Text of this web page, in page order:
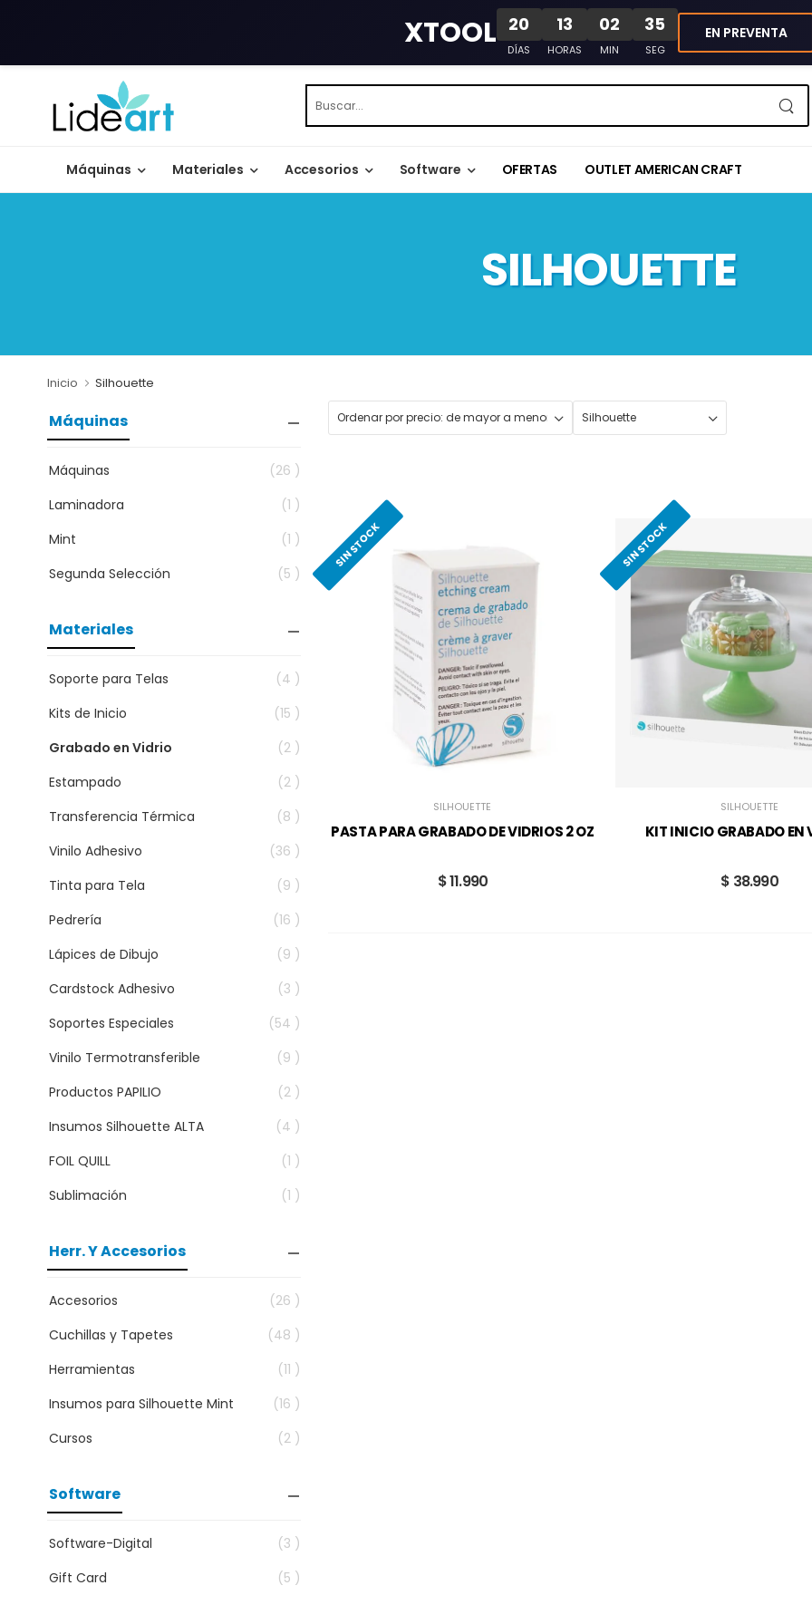
XTOOL 20
DÍAS
13
HORAS
02
MIN
35
SEG
EN PREVENTA
Máquinas Materiales Accesorios Software OFERTAS OUTLET AMERICAN CRAFT
SILHOUETTE
Inicio Silhouette
Máquinas
Máquinas
(26 )
Laminadora
(1 )
Mint
(1 )
Segunda Selección
(5 )
Materiales
Soporte para Telas
(4 )
Kits de Inicio
(15 )
Grabado en Vidrio
(2 )
Estampado
(2 )
Transferencia Térmica
(8 )
Vinilo Adhesivo
(36 )
Tinta para Tela
(9 )
Pedrería
(16 )
Lápices de Dibujo
(9 )
Cardstock Adhesivo
(3 )
Soportes Especiales
(54 )
Vinilo Termotransferible
(9 )
Productos PAPILIO
(2 )
Insumos Silhouette ALTA
(4 )
FOIL QUILL
(1 )
Sublimación
(1 )
Herr. Y Accesorios
Accesorios
(26 )
Cuchillas y Tapetes
(48 )
Herramientas
(11 )
Insumos para Silhouette Mint
(16 )
Cursos
(2 )
Software
Software-Digital
(3 )
Gift Card
(5 )
SIN STOCK
SILHOUETTE
PASTA PARA GRABADO DE VIDRIOS 2 OZ
$ 11.990
SIN STOCK
SILHOUETTE
KIT INICIO GRABADO EN
$ 38.990